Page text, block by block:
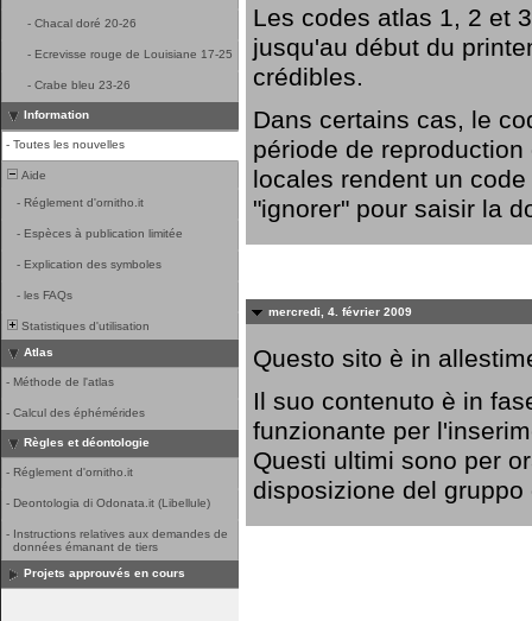
- Chacal doré 20-26
- Ecrevisse rouge de Louisiane 17-25
- Crabe bleu 23-26
Information
- Toutes les nouvelles
Aide
- Réglement d'ornitho.it
- Espèces à publication limitée
- Explication des symboles
- les FAQs
Statistiques d'utilisation
Atlas
- Méthode de l'atlas
- Calcul des éphémérides
Règles et déontologie
- Réglement d'ornitho.it
- Deontologia di Odonata.it (Libellule)
- Instructions relatives aux demandes de
données émanant de tiers
Projets approuvés en cours
Les codes atlas 1, 2 et
jusqu'au début du
crédibles.
Dans certains cas, le
période de
locales rendent un
"ignorer" pour saisir la
mercredi, 4. février 2009
Questo sito è in
Il suo contenuto è in
funzionante per
Questi ultimi sono per
disposizione del